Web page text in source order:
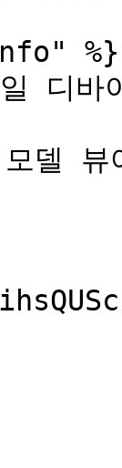
%}
디바
델 뷰